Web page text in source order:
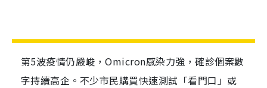
第5波疫情仍嚴峻，Omicron感染力強，確診個案數
字持續高企。不少市民購買快速測試「看門口」或